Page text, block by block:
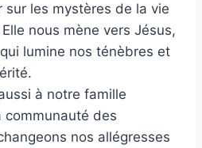
sur les mystères de la vie
nous mène vers Jésus,
lumine nos ténèbres et
à notre famille
communauté des
nos allégresses